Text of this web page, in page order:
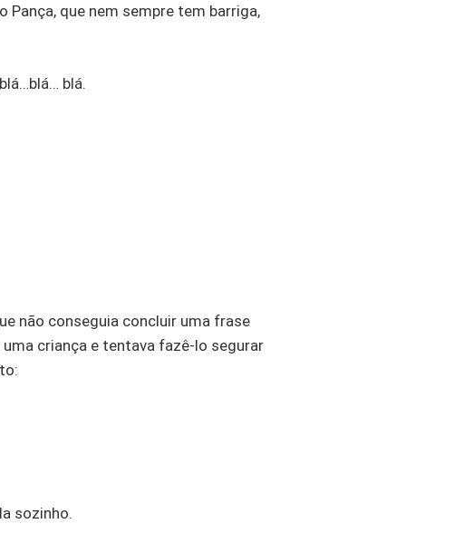
que nem sempre tem barriga,
blá.
não conseguia concluir uma frase
criança e tentava fazê-lo segurar
sozinho.